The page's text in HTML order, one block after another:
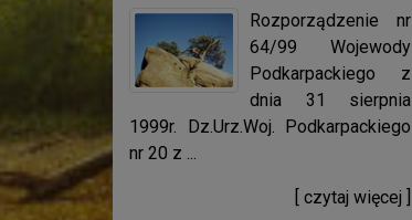
Rozporządzenie nr
64/99 Wojewody
Podkarpackiego z
dnia 31 sierpnia
1999r. Dz.Urz.Woj. Podkarpackiego
nr 20 z ...
[ czytaj więcej ]